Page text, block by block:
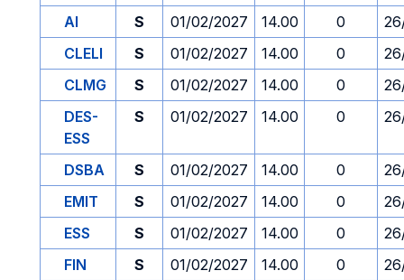
AI
S 01/02/2027 14.00 0
CLELI
S 01/02/2027 14.00 0
CLMG
S 01/02/2027 14.00 0
DES-
ESS
S 01/02/2027 14.00 0
DSBA S 01/02/2027 14.00 0
EMIT
S 01/02/2027 14.00 0
ESS
S 01/02/2027 14.00 0
FIN
S 01/02/2027 14.00 0